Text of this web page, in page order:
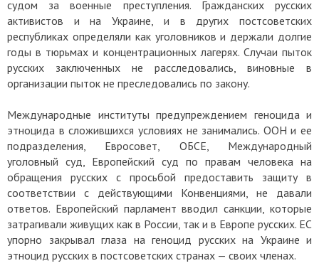
судом за военные преступления. Гражданских русских
активистов и на Украине, и в других постсоветских
республиках определяли как уголовников и держали долгие
годы в тюрьмах и концентрационных лагерях. Случаи пыток
русских заключенных не расследовались, виновные в
организации пыток не преследовались по закону.
Международные институты предупреждением геноцида и
этноцида в сложившихся условиях не занимались. ООН и ее
подразделения, Евросовет, ОБСЕ, Международный
уголовный суд, Европейский суд по правам человека на
обращения русских с просьбой предоставить защиту в
соответствии с действующими Конвенциями, не давали
ответов. Европейский парламент вводил санкции, которые
затрагивали живущих как в России, так и в Европе русских. ЕС
упорно закрывал глаза на геноцид русских на Украине и
этноцид русских в постсоветских странах — своих членах.